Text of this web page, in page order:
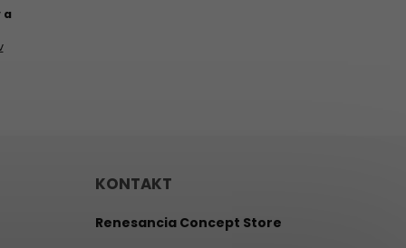
a
KONTAKT
Renesancia Concept Store